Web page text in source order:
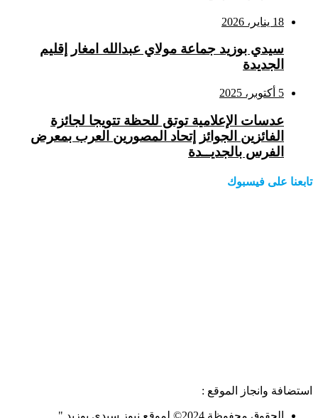
18 يناير، 2026
سيدي بوزيد جماعة مولاي عبدالله امغار إقليم
الجديدة
5 أكتوبر، 2025
عدسات الإعلامية توتق للحظة تتويجا لجائزة
الفائزين الجوائز إتحاد المصورين العرب بمعرض
الفرس بالجديــدة
تابعنا على فيسبوك
استضافة وانجاز الموقع :